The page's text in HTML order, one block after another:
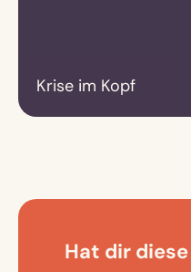
Krise im Kopf
Hat dir